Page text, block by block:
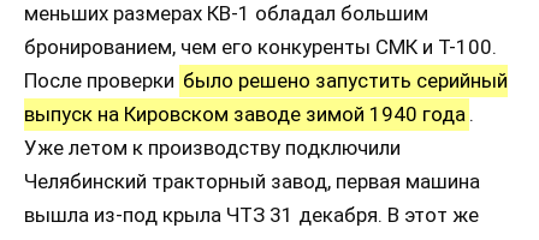
меньших размерах КВ-1 обладал большим
бронированием, чем его конкуренты СМК и Т-100.
После проверки было решено запустить серийный
выпуск на Кировском заводе зимой 1940 года .
Уже летом к производству подключили
Челябинский тракторный завод, первая машина
вышла из-под крыла ЧТЗ 31 декабря. В этот же